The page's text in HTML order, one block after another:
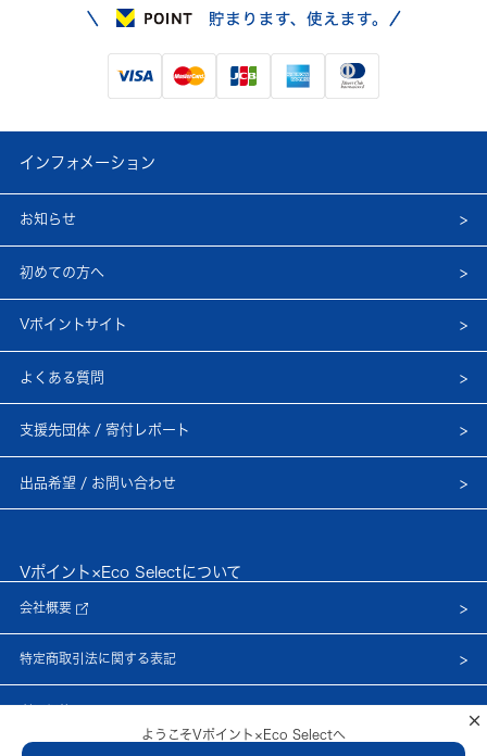
×
ようこそVポイント×Eco Selectへ
インフォメーション
お知らせ
初めての方へ
Vポイントサイト
よくある質問
支援先団体 / 寄付レポート
出品希望 / お問い合わせ
Vポイント×Eco Selectについて
会社概要
特定商取引法に関する表記